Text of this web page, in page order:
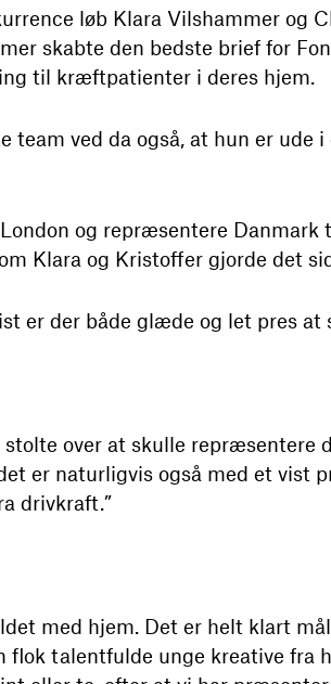
løb Klara Vilshammer og
skabte den bedste brief for
til kræftpatienter i deres hjem.
team ved da også, at hun er ude
og repræsentere Danmark
Klara og Kristoffer gjorde det
er der både glæde og let pres at
over at skulle repræsentere
er naturligvis også med et vist
drivkraft.”
med hjem. Det er helt klart
talentfulde unge kreative fra